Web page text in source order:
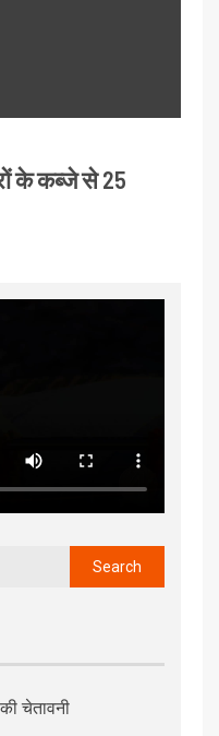
के कब्जे से 25
चेतावनी